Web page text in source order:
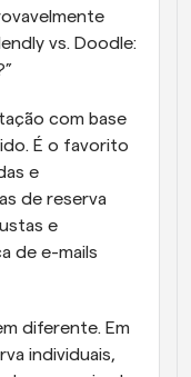
várias pessoas
acontecer
vs. Doodle:
com base
É o favorito
e
de reserva
e
de e-mails
diferente. Em
individuais,